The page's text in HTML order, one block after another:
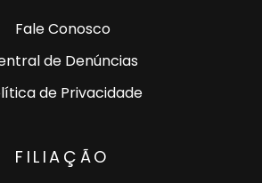
Fale Conosco
de Denúncias
de Privacidade
FILIAÇÃO